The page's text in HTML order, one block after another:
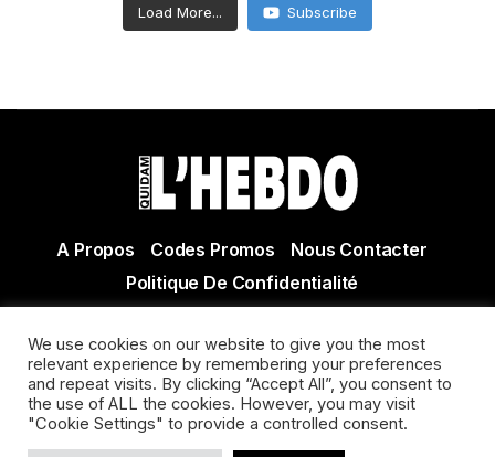
Load More... Subscribe
A Propos Codes Promos
Nous Contacter
Politique De Confidentialité
Actualité Agen - Actualité en lot et Garonne - Actualité
Villeneuve sur Lot
We use cookies on our website to give you the most
relevant experience by remembering your preferences
and repeat visits. By clicking “Accept All”, you consent to
the use of ALL the cookies. However, you may visit
"Cookie Settings" to provide a controlled consent.